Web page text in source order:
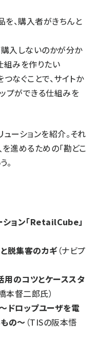
、購入者がきちんと
購入しないのかが分か
組みを作りたい
なぐことで、サイトか
プができる仕組みを
ーションを紹介。それ
進めるための「勘どこ
。
ョン「RetailCube」
脱集客のカギ（ナビプ
用のコツとケーススタ
本督二郎氏）
ドロップユーザを電
の～ （TISの阪本悟